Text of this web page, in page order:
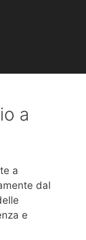
a
a
dal
e